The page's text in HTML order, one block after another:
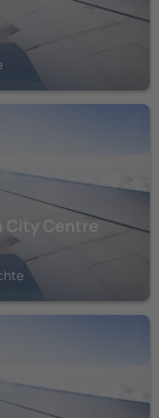
City Centre